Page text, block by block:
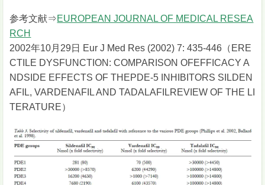
参考文献⇒EUROPEAN JOURNAL OF MEDICAL RESEA
RCH
2002年10月29日 Eur J Med Res (2002) 7: 435-446（ERE
CTILE DYSFUNCTION: COMPARISON OFEFFICACY A
NDSIDE EFFECTS OF THEPDE-5 INHIBITORS SILDEN
AFIL, VARDENAFIL AND TADALAFILREVIEW OF THE LI
TERATURE）